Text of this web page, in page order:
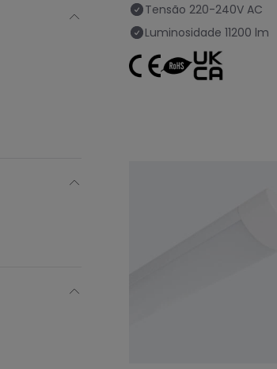
Tensão 220-240V AC
Luminosidade 11200 lm